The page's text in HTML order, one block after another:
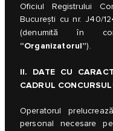
Oficiul Registrului
București cu nr. J40/
(denumită în
“Organizatorul”).
II. DATE CU
CADRUL
Operatorul
personal necesare